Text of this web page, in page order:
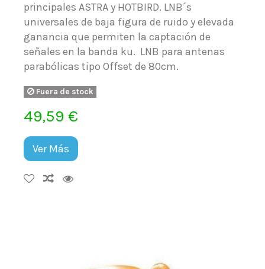
principales ASTRA y HOTBIRD. LNB´s
universales de baja figura de ruido y elevada
ganancia que permiten la captación de
señales en la banda ku. LNB para antenas
parabólicas tipo Offset de 80cm.
Fuera de stock
49,59 €
Ver Más